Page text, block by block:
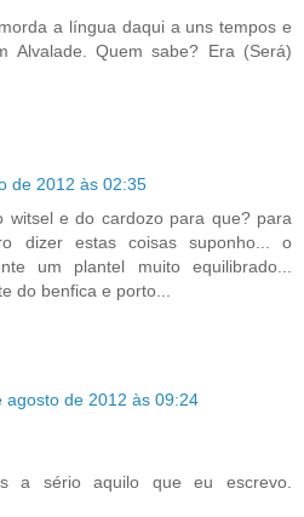
a língua daqui a uns tempos e
Alvalade. Quem sabe? Era (Será)
de 2012 às 02:35
witsel e do cardozo para que? para
dizer estas coisas suponho... o
um plantel muito equilibrado...
do benfica e porto...
agosto de 2012 às 09:24
a sério aquilo que eu escrevo.